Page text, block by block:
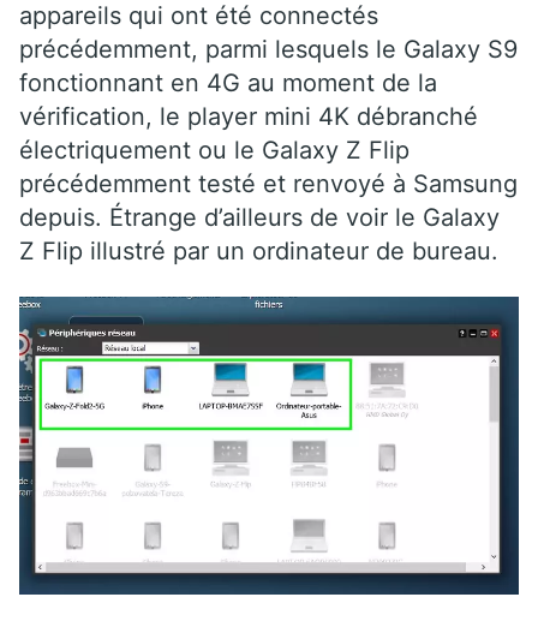
appareils qui ont été connectés
précédemment, parmi lesquels le Galaxy S9
fonctionnant en 4G au moment de la
vérification, le player mini 4K débranché
électriquement ou le Galaxy Z Flip
précédemment testé et renvoyé à Samsung
depuis. Étrange d’ailleurs de voir le Galaxy
Z Flip illustré par un ordinateur de bureau.